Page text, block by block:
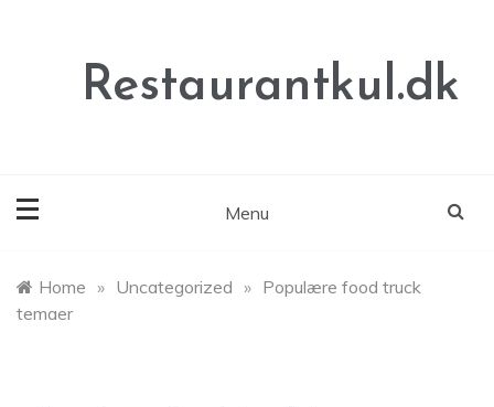
Restaurantkul.dk
Menu
Home » Uncategorized » Populære food truck
temaer